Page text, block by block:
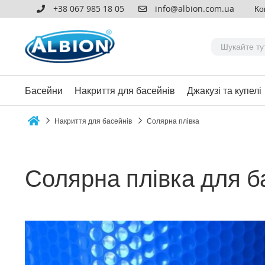
+38 067 985 18 05 info@albion.com.ua
Басейни Накриття для басейнів Джакузі та купелі
Накриття для басейнів Солярна плівка
Солярна плівка для
Перейти
до
кінця
галереї